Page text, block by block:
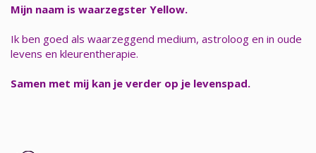
Mijn naam is waarzegster Yellow.
Ik ben goed als waarzeggend medium, astroloog en in oude
levens en kleurentherapie.
Samen met mij kan je verder op je levenspad.